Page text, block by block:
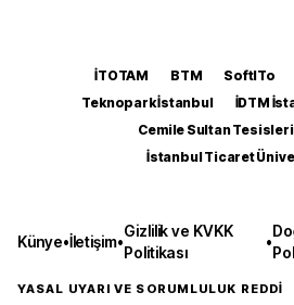
İTOTAM BTM SoftITo
Teknopark İstanbul
İDTM
Cemile Sultan Tesisleri
İstanbul Ticaret
Künye•İletişim•
Gizlilik ve KVKK
Politikası
•
YASAL UYARI VE SORUMLULUK REDDİ